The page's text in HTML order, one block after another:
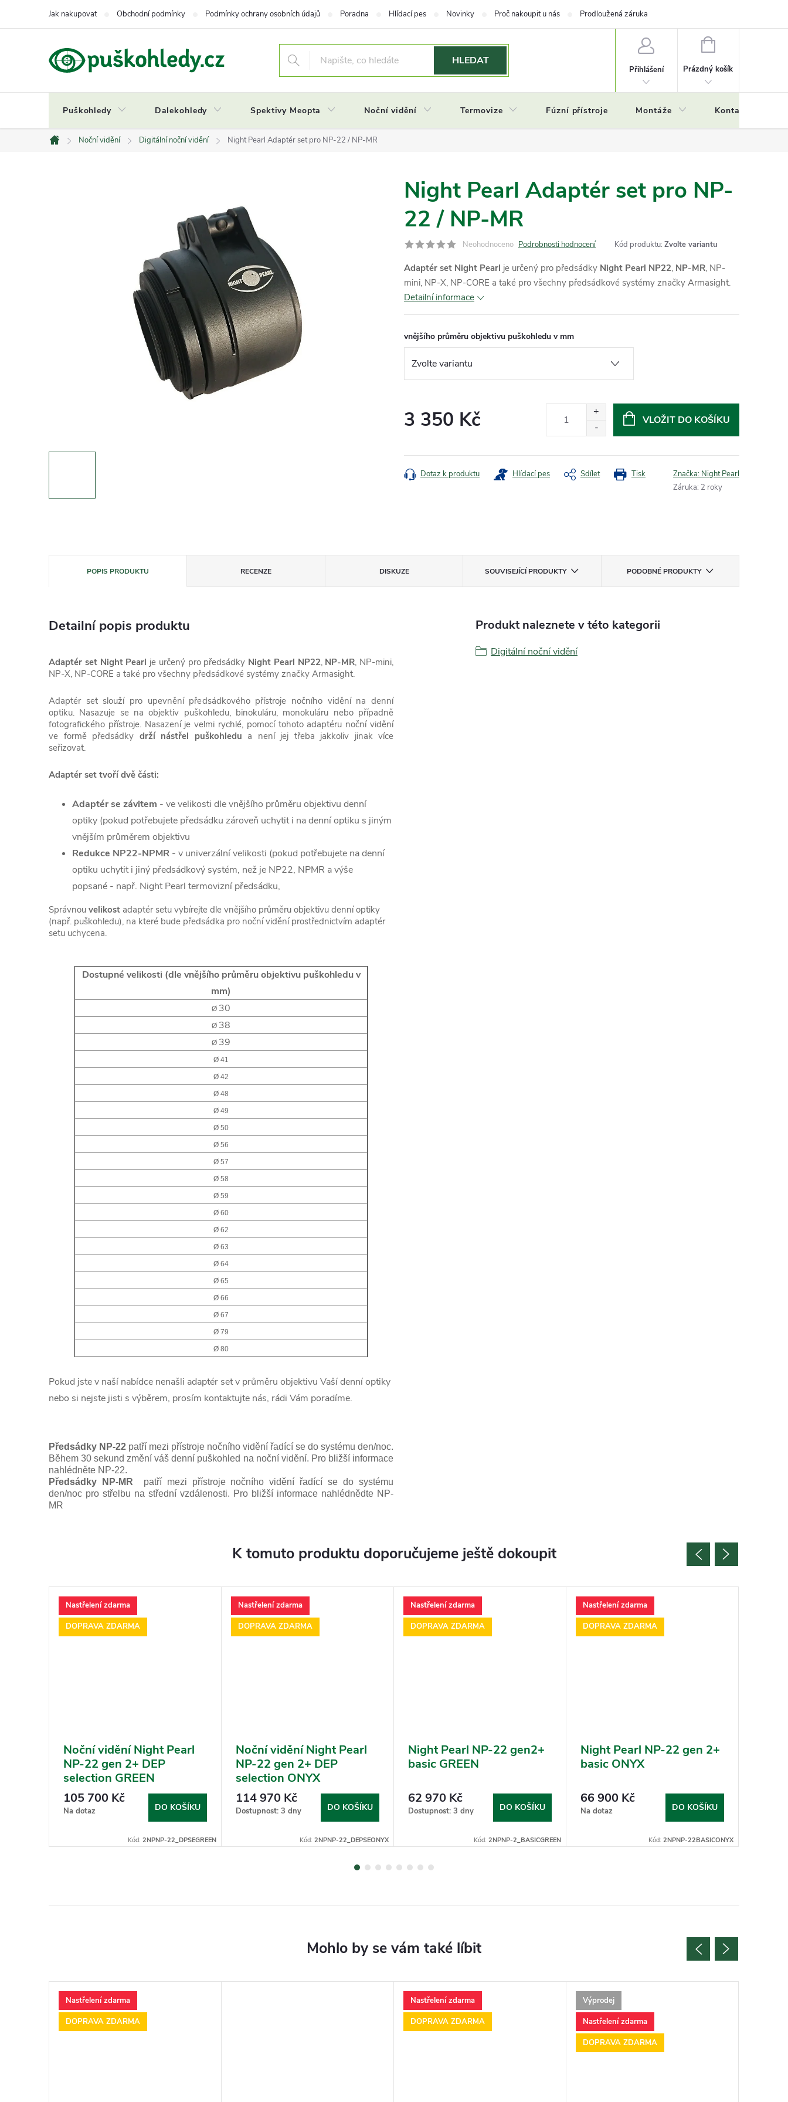
Jak nakupovat Obchodní podmínky Podmínky ochrany osobních údajů Poradna Hlídací pes Novinky Proč nakoupit u nás Prodloužená záruka
HLEDAT
Přihlášení
NÁKUPNÍ
Prázdný košík
Puškohledy Dalekohledy Spektivy Meopta Noční vidění Termovize Fúzní přístroje Montáže Kontakty
Domů
Noční vidění Digitální noční vidění Night Pearl Adaptér set pro NP-22 / NP-MR
Night Pearl Adaptér set pro NP-
22 / NP-MR
Neohodnoceno Podrobnosti hodnocení Kód produktu: Zvolte variantu
Adaptér set Night Pearl je určený pro předsádky Night Pearl NP22, NP-MR, NP-
mini, NP-X, NP-CORE a také pro všechny předsádkové systémy značky Armasight.
Detailní informace
vnějšího průměru objektivu puškohledu v mm
3 350 Kč VLOŽIT DO KOŠÍKU
Tisk
Dotaz k produktu Hlídací pes Sdílet Značka: Night Pearl
Záruka: 2 roky
POPIS PRODUKTU RECENZE DISKUZE SOUVISEJÍCÍ PRODUKTY PODOBNÉ PRODUKTY
Detailní popis produktu
Adaptér set Night Pearl je určený pro předsádky Night Pearl NP22, NP-MR, NP-mini,
NP-X, NP-CORE a také pro všechny předsádkové systémy značky Armasight.
Adaptér set slouží pro upevnění předsádkového přístroje nočního vidění na denní
optiku. Nasazuje se na objektiv puškohledu, binokuláru, monokuláru nebo případně
fotografického přístroje. Nasazení je velmi rychlé, pomocí tohoto adaptéru noční vidění
ve formě předsádky drží nástřel puškohledu a není jej třeba jakkoliv jinak více
seřizovat.
Adaptér set tvoří dvě části:
Adaptér se závitem - ve velikosti dle vnějšího průměru objektivu denní
optiky (pokud potřebujete předsádku zároveň uchytit i na denní optiku s jiným
vnějším průměrem objektivu
Redukce NP22-NPMR - v univerzální velikosti (pokud potřebujete na denní
optiku uchytit i jiný předsádkový systém, než je NP22, NPMR a výše
popsané - např. Night Pearl termovizní předsádku,
Správnou velikost adaptér setu vybírejte dle vnějšího průměru objektivu denní optiky
(např. puškohledu), na které bude předsádka pro noční vidění prostřednictvím adaptér
setu uchycena.
Dostupné velikosti (dle vnějšího průměru objektivu puškohledu v
mm)
Ø 30
Ø 38
Ø 39
Ø 41
Ø 42
Ø 48
Ø 49
Ø 50
Ø 56
Ø 57
Ø 58
Ø 59
Ø 60
Ø 62
Ø 63
Ø 64
Ø 65
Ø 66
Ø 67
Ø 79
Ø 80
Pokud jste v naší nabídce nenašli adaptér set v průměru objektivu Vaší denní optiky
nebo si nejste jisti s výběrem, prosím kontaktujte nás, rádi Vám poradíme.
Předsádky NP-22 patří mezi přístroje nočního vidění řadící se do systému den/noc.
Během 30 sekund změní váš denní puškohled na noční vidění. Pro bližší informace
nahlédněte NP-22.
Předsádky NP-MR patří mezi přístroje nočního vidění řadící se do systému
den/noc pro střelbu na střední vzdálenosti. Pro bližší informace nahlédnědte NP-
MR
Produkt naleznete v této kategorii
Digitální noční vidění
K tomuto produktu doporučujeme ještě dokoupit
Nastřelení zdarma
DOPRAVA ZDARMA
Noční vidění Night Pearl
NP-22 gen 2+ DEP
selection GREEN
105 700 Kč
Na dotaz DO KOŠÍKU
Kód: 2NPNP-22_DPSEGREEN
Nastřelení zdarma
DOPRAVA ZDARMA
Noční vidění Night Pearl
NP-22 gen 2+ DEP
selection ONYX
114 970 Kč
Dostupnost: 3 dny DO KOŠÍKU
Kód: 2NPNP-22_DEPSEONYX
Nastřelení zdarma
DOPRAVA ZDARMA
Night Pearl NP-22 gen2+
basic GREEN
62 970 Kč
Dostupnost: 3 dny DO KOŠÍKU
Kód: 2NPNP-2_BASICGREEN
Nastřelení zdarma
DOPRAVA ZDARMA
Night Pearl NP-22 gen 2+
basic ONYX
66 900 Kč
Na dotaz DO KOŠÍKU
Kód: 2NPNP-22BASICONYX
Nastřelení zdarma
DOPRAVA ZDARMA
Nastřelení zdarma
DOPRAVA ZDARMA
Výprodej
Nastřelení zdarma
DOPRAVA ZDARMA